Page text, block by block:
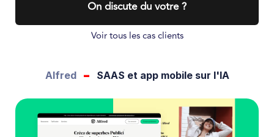
On discute du votre ?
Voir tous les cas clients
Alfred - SAAS et app mobile sur l'IA